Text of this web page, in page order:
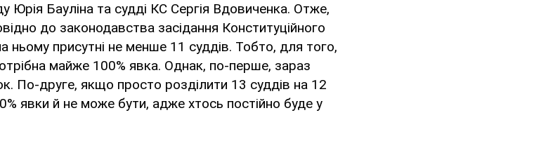
Юрія Бауліна та судді КС Сергія Вдовиченка. Отже,
до законодавства засідання Конституційного
ньому присутні не менше 11 суддів. Тобто, для того,
майже 100% явка. Однак, по-перше, зараз
По-друге, якщо просто розділити 13 суддів на 12
явки й не може бути, адже хтось постійно буде у